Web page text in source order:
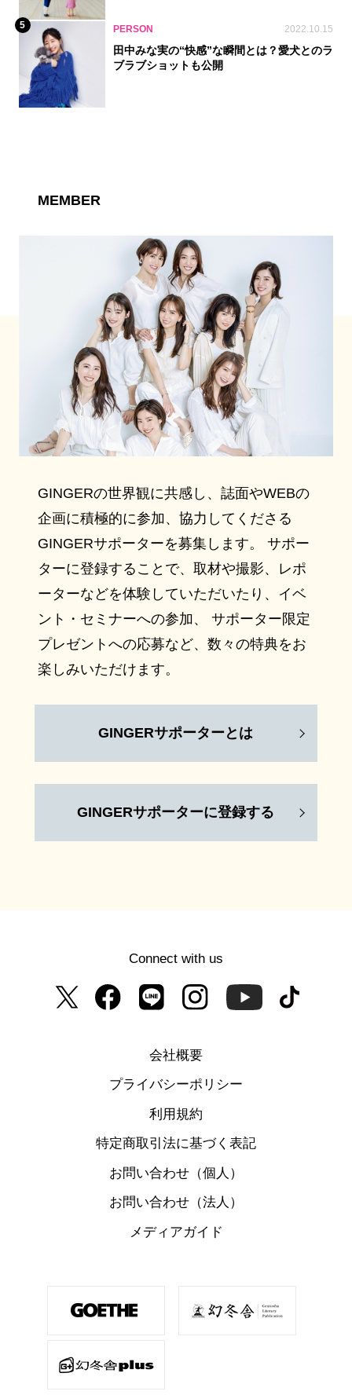
5 PERSON 2022.10.15
田中みな実の“快感”な瞬間とは？愛犬とのラ
ブラブショットも公開
MEMBER
GINGERの世界観に共感し、誌面やWEBの
企画に積極的に参加、協力してくださる
GINGERサポーターを募集します。 サポー
ターに登録することで、取材や撮影、レポ
ーターなどを体験していただいたり、イベ
ント・セミナーへの参加、 サポーター限定
プレゼントへの応募など、数々の特典をお
楽しみいただけます。
GINGERサポーターとは
GINGERサポーターに登録する
Connect with us
会社概要
プライバシーポリシー
利用規約
特定商取引法に基づく表記
お問い合わせ（個人）
お問い合わせ（法人）
メディアガイド